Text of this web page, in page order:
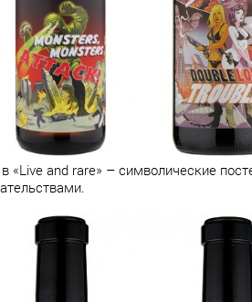
«Live and rare» – символические